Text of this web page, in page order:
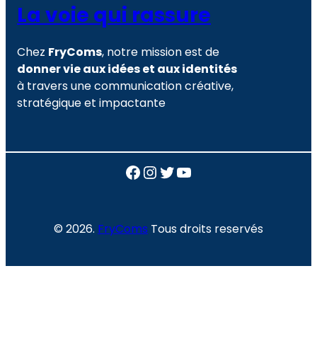
La voie qui rassure
Chez FryComs, notre mission est de
donner vie aux idées et aux identités
à travers une communication créative,
stratégique et impactante
Facebook
Instagram
Twitter
YouTube
© 2026. FryComs Tous droits reservés